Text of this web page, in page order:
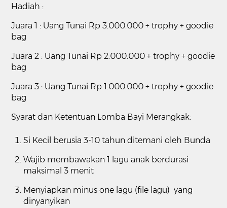
Hadiah :
Juara 1 : Uang Tunai Rp 3.000.000 + trophy + goodie
bag
Juara 2 : Uang Tunai Rp 2.000.000 + trophy + goodie
bag
Juara 3 : Uang Tunai Rp 1.000.000 + trophy + goodie
bag
Syarat dan Ketentuan Lomba Bayi Merangkak:
Si Kecil berusia 3-10 tahun ditemani oleh Bunda
Wajib membawakan 1 lagu anak berdurasi
maksimal 3 menit
Menyiapkan minus one lagu (file lagu) yang
dinyanyikan